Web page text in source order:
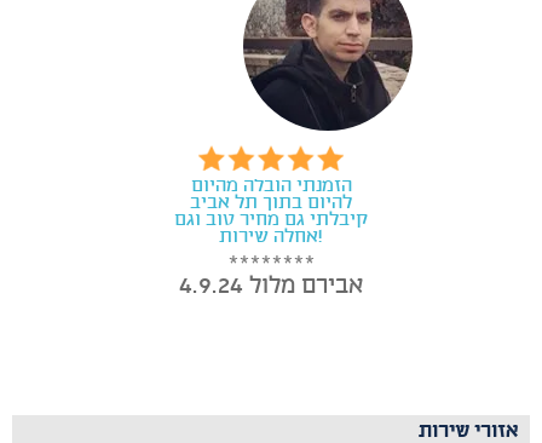
הזמנתי הובלה מהיום
להיום בתוך תל אביב
קיבלתי גם מחיר טוב וגם
אחלה שירות!
אבירם מלול 4.9.24
אזורי שירות